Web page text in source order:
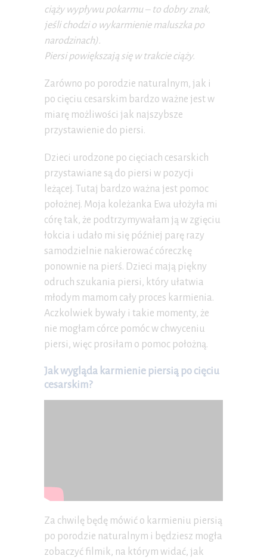
ciąży wypływu pokarmu – to dobry znak,
jeśli chodzi o wykarmienie maluszka po
narodzinach).
Piersi powiększają się w trakcie ciąży.
Zarówno po porodzie naturalnym, jak i
po cięciu cesarskim bardzo ważne jest w
miarę możliwości jak najszybsze
przystawienie do piersi.
Dzieci urodzone po cięciach cesarskich
przystawiane są do piersi w pozycji
leżącej. Tutaj bardzo ważna jest pomoc
położnej. Moja koleżanka Ewa ułożyła mi
córę tak, że podtrzymywałam ją w zgięciu
łokcia i udało mi się później parę razy
samodzielnie nakierować córeczkę
ponownie na pierś. Dzieci mają piękny
odruch szukania piersi, który ułatwia
młodym mamom cały proces karmienia.
Aczkolwiek bywały i takie momenty, że
nie mogłam córce pomóc w chwyceniu
piersi, więc prosiłam o pomoc położną.
Jak wygląda karmienie piersią po cięciu
cesarskim?
Za chwilę będę mówić o karmieniu piersią
po porodzie naturalnym i będziesz mogła
zobaczyć filmik, na którym widać, jak